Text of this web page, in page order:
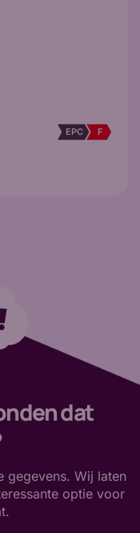
EPC F
dat
gegevens. Wij laten
optie voor